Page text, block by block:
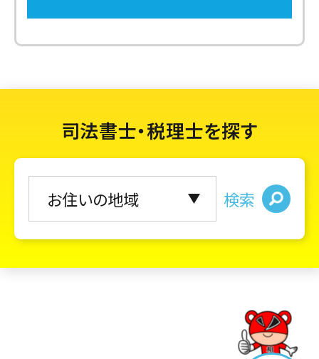
司法書士・税理士を探す